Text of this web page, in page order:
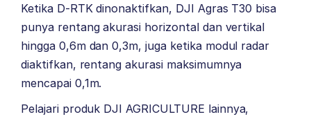
Ketika D-RTK dinonaktifkan, DJI Agras T30 bisa
punya rentang akurasi horizontal dan vertikal
hingga 0,6m dan 0,3m, juga ketika modul radar
diaktifkan, rentang akurasi maksimumnya
mencapai 0,1m.
Pelajari produk DJI AGRICULTURE lainnya,